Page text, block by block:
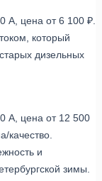
А, цена от 6 100 ₽.
который
дизельных
А, цена от 12 500
и
зимы.